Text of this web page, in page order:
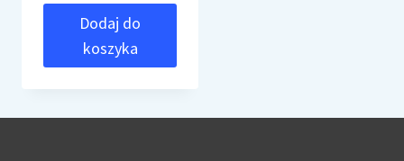
Dodaj do
koszyka